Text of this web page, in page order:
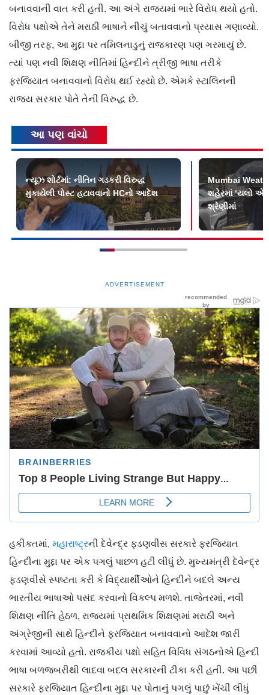
બનાવવાની વાત કરી હતી. આ અંગે રાજ્યમાં ભારે વિરોધ થયો હતો.
વિરોધ પક્ષોએ તેને મરાઠી ભાષાને નીચું બતાવવાનો પ્રયાસ ગણાવ્યો.
બીજી તરફ, આ મુદ્દા પર તમિલનાડુનું રાજકારણ પણ ગરમાયું છે.
ત્યાં પણ નવી શિક્ષણ નીતિમાં હિન્દીને ત્રીજી ભાષા તરીકે
ફરજિયાત બનાવવાનો વિરોધ થઈ રહ્યો છે. એમકે સ્ટાલિનની
રાજ્ય સરકાર પોતે તેની વિરુદ્ધ છે.
આ પણ વાંચો
ન્યૂઝ શોર્ટમાં: નીતિન ગડકરી વિરુદ્ધ
મુકાયેલી પોસ્ટ હટાવવાનો HCનો આદેશ
Mumbai
શહેરમાં ‘યલો
શ્રેણીમાં
ADVERTISEMENT
હકીકતમાં, મહારાષ્ટ્રની દેવેન્દ્ર ફડણવીસ સરકારે ફરજિયાત
હિન્દીના મુદ્દા પર એક પગલું પાછળ હટી લીધું છે. મુખ્યમંત્રી દેવેન્દ્ર
ફડણવીસે સ્પષ્ટતા કરી કે વિદ્યાર્થીઓને હિન્દીને બદલે અન્ય
ભારતીય ભાષાઓ પસંદ કરવાનો વિકલ્પ મળશે. તાજેતરમાં, નવી
શિક્ષણ નીતિ હેઠળ, રાજ્યમાં પ્રાથમિક શિક્ષણમાં મરાઠી અને
અંગ્રેજીની સાથે હિન્દીને ફરજિયાત બનાવવાનો આદેશ જારી
કરવામાં આવ્યો હતો. રાજકીય પક્ષો સહિત વિવિધ સંગઠનોએ હિન્દી
ભાષા બળજબરીથી લાદવા બદલ સરકારની ટીકા કરી હતી. આ પછી
સરકારે ફરજિયાત હિન્દીના મુદ્દા પર પોતાનું પગલું પાછું ખેંચી લીધું